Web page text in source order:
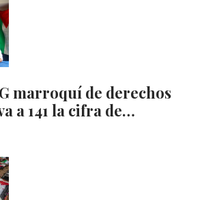
marroquí de derechos
a 141 la cifra de…